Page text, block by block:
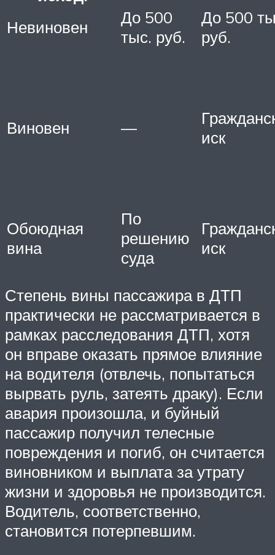
Невиновен
До 500
тыс. руб.
До 500
руб.
Виновен —
иск
Обоюдная
вина
По
решению
суда
иск
Степень вины пассажира в ДТП
практически не рассматривается в
рамках расследования ДТП, хотя
он вправе оказать прямое влияние
на водителя (отвлечь, попытаться
вырвать руль, затеять драку). Если
авария произошла, и буйный
пассажир получил телесные
повреждения и погиб, он считается
виновником и выплата за утрату
жизни и здоровья не производится.
Водитель, соответственно,
становится потерпевшим.